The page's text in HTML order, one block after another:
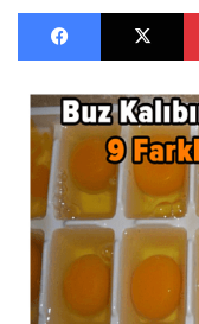
Facebook X